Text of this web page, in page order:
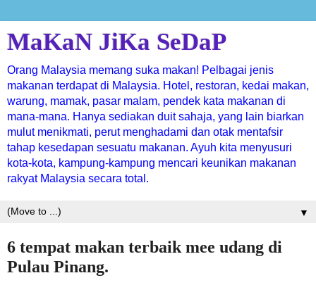
MaKaN JiKa SeDaP
Orang Malaysia memang suka makan! Pelbagai jenis
makanan terdapat di Malaysia. Hotel, restoran, kedai makan,
warung, mamak, pasar malam, pendek kata makanan di
mana-mana. Hanya sediakan duit sahaja, yang lain biarkan
mulut menikmati, perut menghadami dan otak mentafsir
tahap kesedapan sesuatu makanan. Ayuh kita menyusuri
kota-kota, kampung-kampung mencari keunikan makanan
rakyat Malaysia secara total.
▼
6 tempat makan terbaik mee udang di
Pulau Pinang.